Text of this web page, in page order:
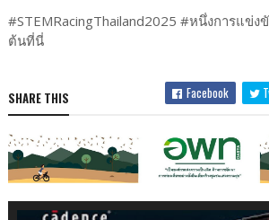
#STEMRacingThailand2025 #หนึ่งการแข่
ต้นที่นี่
SHARE THIS Facebook